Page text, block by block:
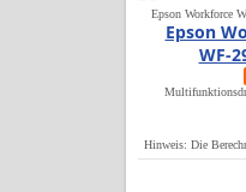
Epson Workforce
Epson
WF-
Hinweis: Die